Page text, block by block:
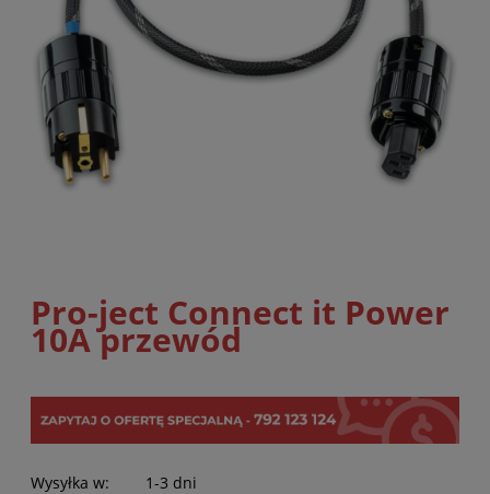
Pro-ject Connect it Power
10A przewód
Wysyłka w: 1-3 dni